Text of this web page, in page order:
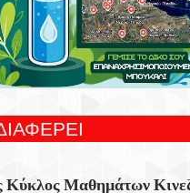
Η Ετήσια Έρευνα
Για Τον Τουρισμό
Στην Ελλάδα
Με Τον Σωτήρη
Και Τον Αλέξανδρο
Κύκλος Μαθημάτων